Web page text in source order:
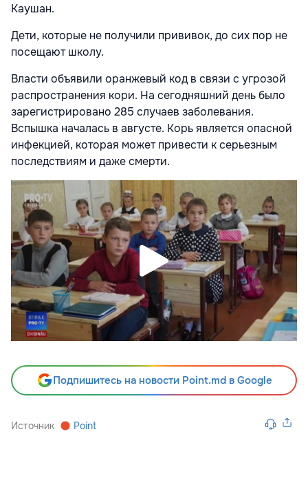
Каушан.
Дети, которые не получили прививок, до сих пор не
посещают школу.
Власти объявили оранжевый код в связи с угрозой
распространения кори. На сегодняшний день было
зарегистрировано 285 случаев заболевания.
Вспышка началась в августе. Корь является опасной
инфекцией, которая может привести к серьезным
последствиям и даже смерти.
Подпишитесь на новости Point.md в Google
Источник Point